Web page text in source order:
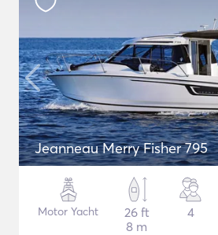
Jeanneau Merry Fisher 795
Motor Yacht
26 ft
8 m
4